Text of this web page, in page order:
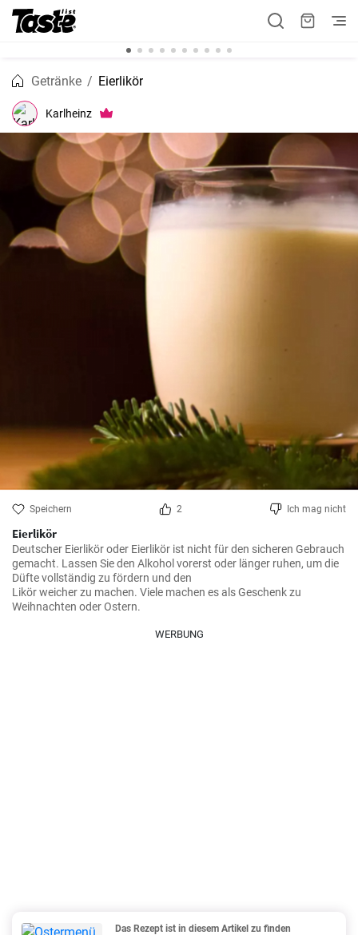
Getränke Eierlikör
Karlheinz
Speichern 2 Ich mag nicht
Eierlikör
Deutscher Eierlikör oder Eierlikör ist nicht für den sicheren Gebrauch
gemacht. Lassen Sie den Alkohol vorerst oder länger ruhen, um die
Düfte vollständig zu fördern und den
Likör weicher zu machen. Viele machen es als Geschenk zu
Weihnachten oder Ostern.
WERBUNG
Das Rezept ist in diesem Artikel zu finden